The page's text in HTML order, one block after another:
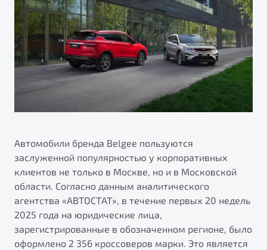
Яркий кроссовер
от 2 219 990 ₽*
Автокредит
Трейд-ин
Страхование
Расчет КАСКО
ПОДДЕРЖКА
Гарантия Belgee
Belgee Линк
Belgee Клуб
Клиентская поддержка
Помощь на дорогах
О дилерском центре
Правовая информация
Автомобили бренда Belgee пользуются
заслуженной популярностью у корпоративных
клиентов не только в Москве, но и в Московской
области. Согласно данным аналитического
агентства «АВТОСТАТ», в течение первых 20 недель
2025 года на юридические лица,
зарегистрированные в обозначенном регионе, было
оформлено 2 356 кроссоверов марки. Это является